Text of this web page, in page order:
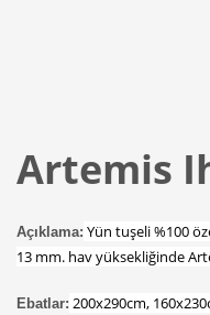
Artemis
Açıklama: Yün tuşeli %100
13 mm. hav yüksekliğinde
Ebatlar: 200x290cm,